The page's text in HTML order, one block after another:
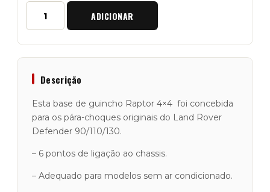
Quantidade
Base
4x4"
para
Pára-
Choques
de
Origem
ADICIONAR
Descrição
Esta base de guincho Raptor 4×4 foi concebida
para os pára-choques originais do Land Rover
Defender 90/110/130.
– 6 pontos de ligação ao chassis.
– Adequado para modelos sem ar condicionado.